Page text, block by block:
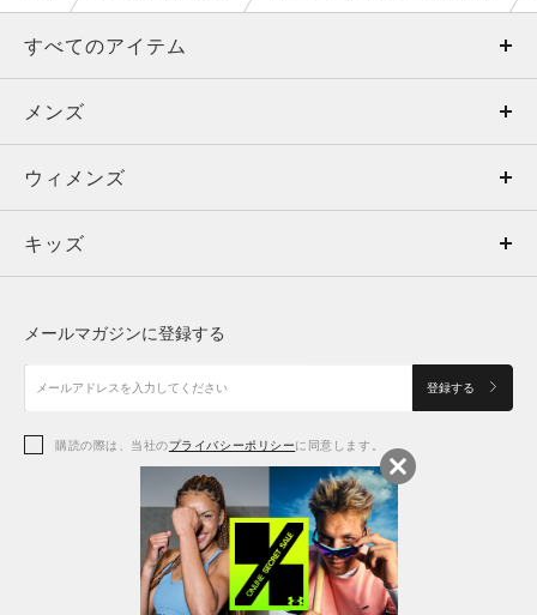
すべてのアイテム
メンズ
ウィメンズ
キッズ
アクセサリー
メンズ
トップス
ボトムス
アクセサリー
ウィメンズ
トップス
シューズ
アクセサリー
レギンス＆タイツ
キッズ
シューズ
メールマガジンに登録する
登録する
購読の際は、当社のプライバシーポリシーに同意します。